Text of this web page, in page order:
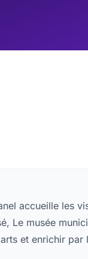
accueille les
Le musée
et enrichir par